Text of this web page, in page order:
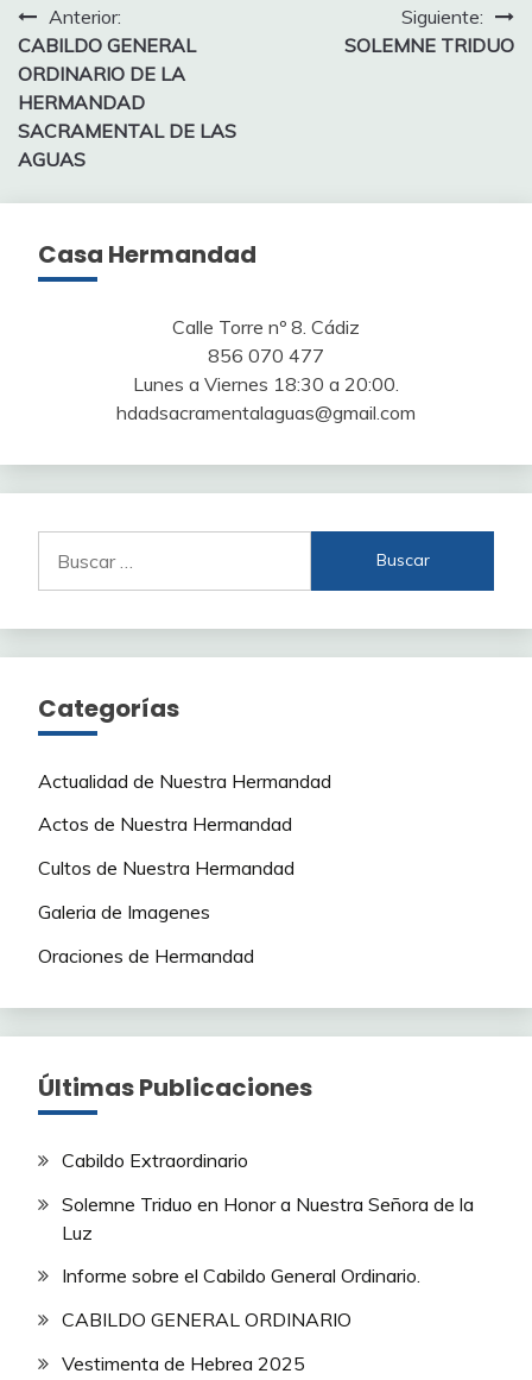
Navegación
de
entradas
Anterior:
CABILDO GENERAL
ORDINARIO DE LA
HERMANDAD
SACRAMENTAL DE LAS
AGUAS
Siguiente:
SOLEMNE TRIDUO
Casa Hermandad
Calle Torre nº 8. Cádiz
856 070 477
Lunes a Viernes 18:30 a 20:00.
hdadsacramentalaguas@gmail.com
Categorías
Actualidad de Nuestra Hermandad
Actos de Nuestra Hermandad
Cultos de Nuestra Hermandad
Galeria de Imagenes
Oraciones de Hermandad
Últimas Publicaciones
Cabildo Extraordinario
Solemne Triduo en Honor a Nuestra Señora de la
Luz
Informe sobre el Cabildo General Ordinario.
CABILDO GENERAL ORDINARIO
Vestimenta de Hebrea 2025